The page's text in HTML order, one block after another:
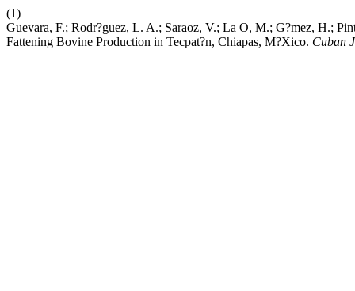
(1)
Guevara, F.; Rodr?guez, L. A.; Saraoz, V.; La O, M.; G?mez, H.;
Fattening Bovine Production in Tecpat?n, Chiapas, M?Xico. Cuban